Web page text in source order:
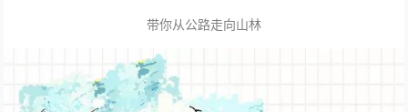
带你从公路走向山林